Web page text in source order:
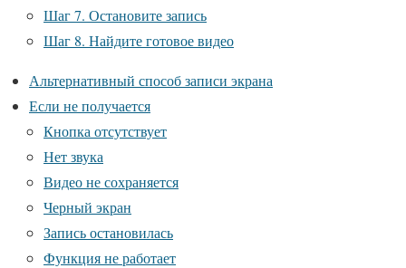
Шаг 7. Остановите запись
Шаг 8. Найдите готовое видео
Альтернативный способ записи экрана
Если не получается
Кнопка отсутствует
Нет звука
Видео не сохраняется
Черный экран
Запись остановилась
Функция не работает